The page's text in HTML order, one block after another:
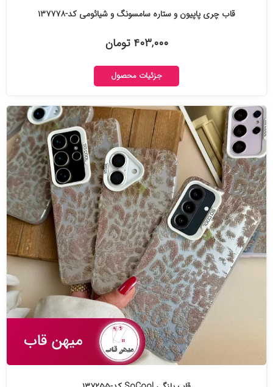
قاب چری پاپیون و ستاره سامسونگ و شیائومی کد-۱۳۷۷۷۸
۴۰۳,۰۰۰ تومان
جزئیات محصول